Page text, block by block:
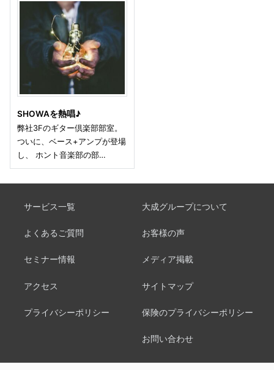
SHOWAを熱唱♪
弊社3Fのギター倶楽部部室。
ついに、ベース+アンプが登場
し、 ホント音楽部の部…
サービス一覧 大成グループについて
よくあるご質問 お客様の声
セミナー情報 メディア掲載
アクセス サイトマップ
プライバシーポリシー 保険のプライバシーポリシー
お問い合わせ